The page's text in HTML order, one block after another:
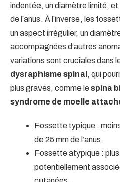
indentée, un diamètre limité,
de l’anus. À l’inverse, les
un aspect irrégulier, un
accompagnées d’autres
variations sont cruciales dans
dysraphisme spinal , qui
plus graves, comme lespina
syndrome de moelle
Fossette typique :
de 25 mm de l’anus.
Fossette atypique :
potentiellement